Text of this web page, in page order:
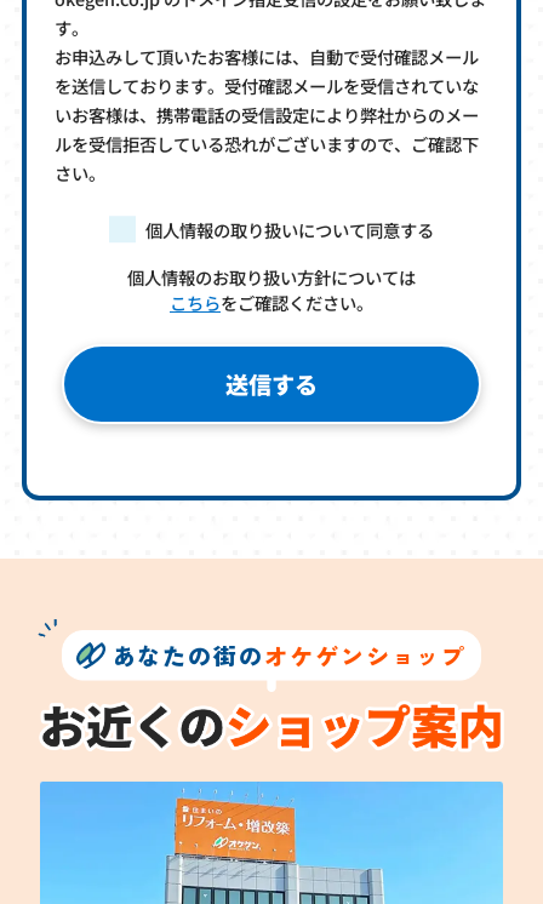
す。
お申込みして頂いたお客様には、自動で受付確認メール
を送信しております。受付確認メールを受信されていな
いお客様は、携帯電話の受信設定により弊社からのメー
ルを受信拒否している恐れがございますので、ご確認下
さい。
個人情報の取り扱いについて同意する
個人情報のお取り扱い方針については
こちらをご確認ください。
あなたの街のオケゲンショップ